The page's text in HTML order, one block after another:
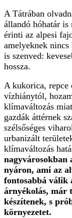
A Tátrában
állandó hóhatár
érinti az alpesi
amelyeknek
is szenved:
hossza.
A kukorica, repce
vízhiánytól,
klímaváltozás
gazdák áttérnek
szélsőséges
urbanizált
klímaváltozás
nagyvárosokban
nyáron, ami az
fontosabbá válik
árnyékolás, már
készítenek, s
környezetet.